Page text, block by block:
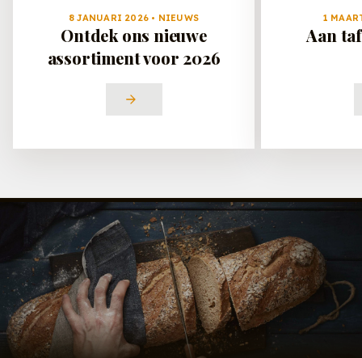
8 JANUARI 2026 • NIEUWS
Ontdek ons nieuwe
assortiment voor 2026
1
Aan